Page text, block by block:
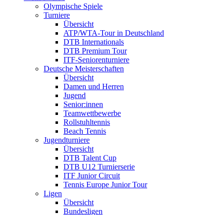
Olympische Spiele
Turniere
Übersicht
ATP/WTA-Tour in Deutschland
DTB Internationals
DTB Premium Tour
ITF-Seniorenturniere
Deutsche Meisterschaften
Übersicht
Damen und Herren
Jugend
Senior:innen
Teamwettbewerbe
Rollstuhltennis
Beach Tennis
Jugendturniere
Übersicht
DTB Talent Cup
DTB U12 Turnierserie
ITF Junior Circuit
Tennis Europe Junior Tour
Ligen
Übersicht
Bundesligen